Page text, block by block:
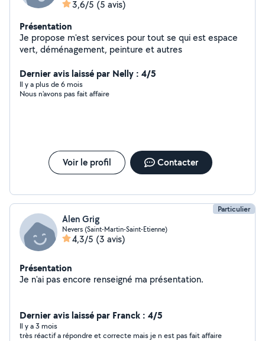
3,6/5 (5 avis)
Présentation
Je propose m'est services pour tout se qui est espace
vert, déménagement, peinture et autres
Dernier avis laissé par Nelly : 4/5
Il y a plus de 6 mois
Nous n'avons pas fait affaire
Voir le profil Contacter
Particulier
Alen Grig
Nevers (Saint-Martin-Saint-Etienne)
4,3/5 (3 avis)
Présentation
Je n'ai pas encore renseigné ma présentation.
Dernier avis laissé par Franck : 4/5
Il y a 3 mois
très réactif a répondre et correcte mais je n est pas fait affaire